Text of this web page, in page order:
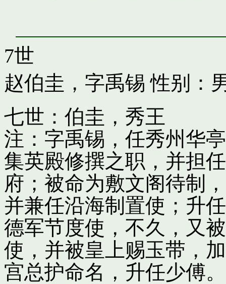
7世
赵伯圭，字禹锡 性别：
七世：伯圭，秀王
注：字禹锡，任秀州华
集英殿修撰之职，并担
府；被命为敷文阁待制
并兼任沿海制置使；升
德军节度使，不久，又
使，并被皇上赐玉带，
宫总护命名，升任少傅